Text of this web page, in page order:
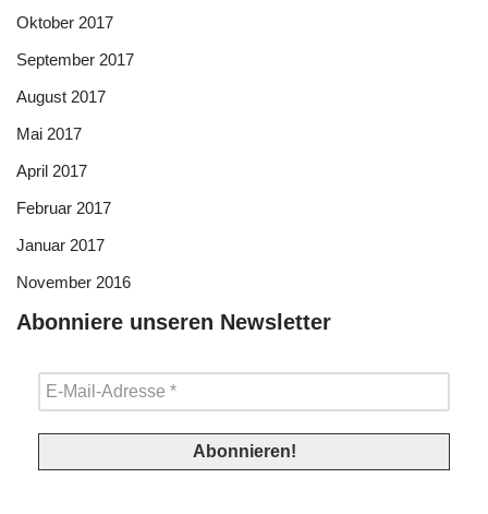
Oktober 2017
September 2017
August 2017
Mai 2017
April 2017
Februar 2017
Januar 2017
November 2016
Abonniere unseren Newsletter